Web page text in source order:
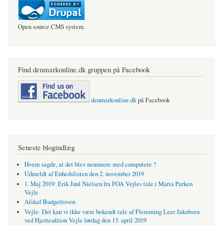
Open source CMS system.
Find denmarkonline.dk gruppen på Facebook
denmarkonline.dkpå Facebook
Seneste blogindlæg
Hvem sagde, at det blev nemmere med computere ?
Udmeldt af Enhedslisten den 2. november 2019
1. Maj 2019: Erik Juul Nielsen fra FOA Vejles tale i Maria Parken
Vejle
Afskaf Budgetloven
Vejle: Det kan vi ikke være bekendt tale af Flemming Leer Jakobsen
ved Hjerteaktion Vejle lørdag den 13. april 2019